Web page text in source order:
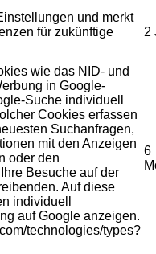
und merkt
für zukünftige
2
wie das NID- und
in Google-
Suche individuell
Cookies erfassen
Suchanfragen,
mit den Anzeigen
oder den
Besuche auf der
Auf diese
individuell
auf Google anzeigen.
technologies/types?
6